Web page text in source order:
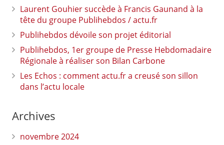
Laurent Gouhier succède à Francis Gaunand à la
tête du groupe Publihebdos / actu.fr
Publihebdos dévoile son projet éditorial
Publihebdos, 1er groupe de Presse Hebdomadaire
Régionale à réaliser son Bilan Carbone
Les Echos : comment actu.fr a creusé son sillon
dans l’actu locale
Archives
novembre 2024